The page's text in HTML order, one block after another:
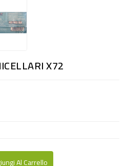
X72
Al Carrello